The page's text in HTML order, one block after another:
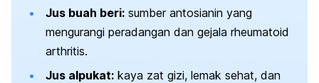
Jus buah beri: sumber antosianin yang
mengurangi peradangan dan gejala rheumatoid
arthritis.
Jus alpukat: kaya zat gizi, lemak sehat, dan